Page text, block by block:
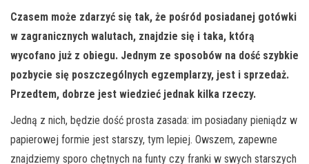
Czasem może zdarzyć się tak, że pośród posiadanej gotówki
w zagranicznych walutach, znajdzie się i taka, którą
wycofano już z obiegu. Jednym ze sposobów na dość szybkie
pozbycie się poszczególnych egzemplarzy, jest i sprzedaż.
Przedtem, dobrze jest wiedzieć jednak kilka rzeczy.
Jedną z nich, będzie dość prosta zasada: im posiadany pieniądz w
papierowej formie jest starszy, tym lepiej. Owszem, zapewne
znajdziemy sporo chętnych na funty czy franki w swych starszych